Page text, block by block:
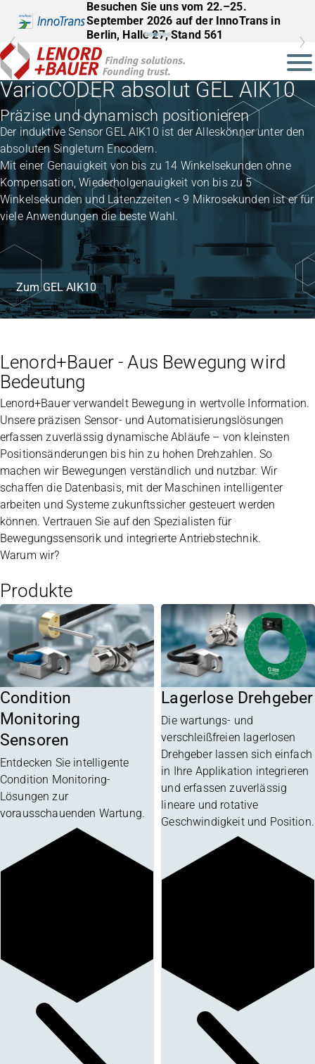
Besuchen Sie uns vom 22.–25.
September 2026 auf der InnoTrans in
Berlin, Halle 27, Stand 561
VarioCODER absolut GEL AIK10
Präzise und dynamisch positionieren
Der induktive Sensor GEL AIK10 ist der Alleskönner unter den
absoluten Singleturn Encodern.
Mit einer Genauigkeit von bis zu 14 Winkelsekunden ohne
Kompensation, Wiederholgenauigkeit von bis zu 5
Winkelsekunden und Latenzzeiten < 9 Mikrosekunden ist er für
viele Anwendungen die beste Wahl.
Zum GEL AIK10
Lenord+Bauer - Aus Bewegung wird
Bedeutung
Lenord+Bauer verwandelt Bewegung in wertvolle Information.
Unsere präzisen Sensor- und Automatisierungslösungen
erfassen zuverlässig dynamische Abläufe – von kleinsten
Positionsänderungen bis hin zu hohen Drehzahlen. So
machen wir Bewegungen verständlich und nutzbar. Wir
schaffen die Datenbasis, mit der Maschinen intelligenter
arbeiten und Systeme zukunftssicher gesteuert werden
können. Vertrauen Sie auf den Spezialisten für
Bewegungssensorik und integrierte Antriebstechnik.
Warum wir?
Produkte
Condition
Monitoring
Sensoren
Entdecken Sie intelligente
Condition Monitoring-
Lösungen zur
vorausschauenden Wartung.
Lagerlose Drehgeber
Die wartungs- und
verschleißfreien lagerlosen
Drehgeber lassen sich einfach
in Ihre Applikation integrieren
und erfassen zuverlässig
lineare und rotative
Geschwindigkeit und Position.